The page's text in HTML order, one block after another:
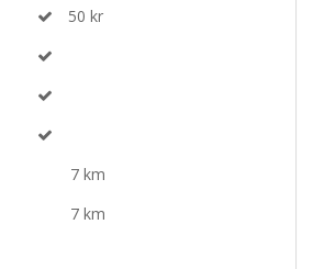
50 kr
7 km
7 km